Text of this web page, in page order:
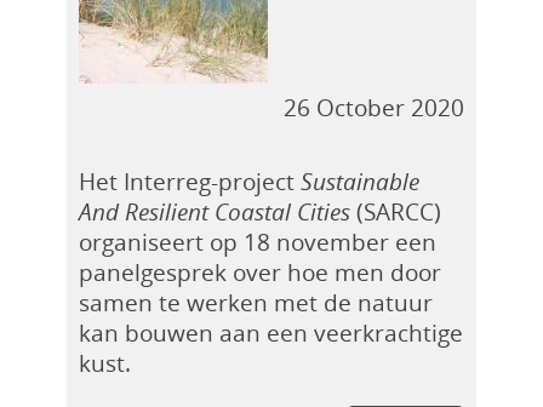
26 October 2020
Het Interreg-project Sustainable
And Resilient Coastal Cities (SARCC)
organiseert op 18 november een
panelgesprek over hoe men door
samen te werken met de natuur
kan bouwen aan een veerkrachtige
kust.